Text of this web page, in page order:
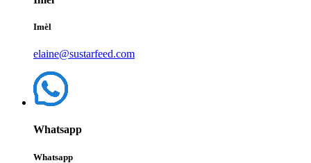
Imèl
elaine@sustarfeed.com
Whatsapp
Whatsapp